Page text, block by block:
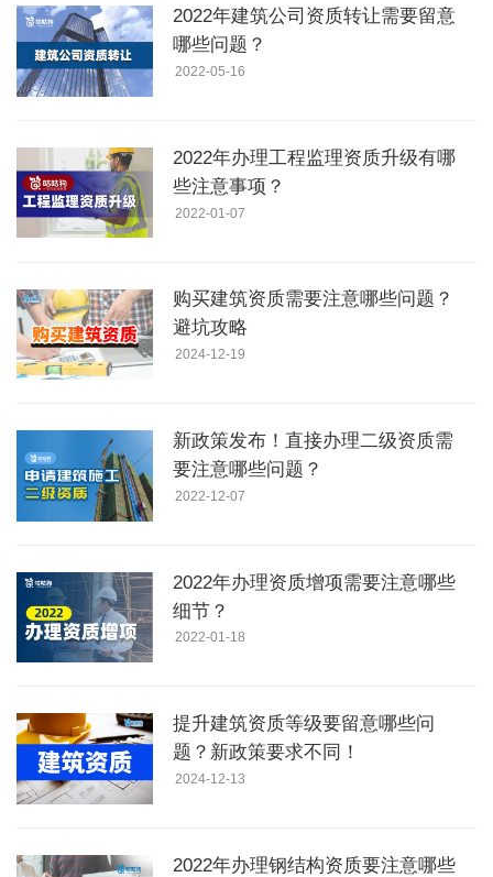
2022年建筑公司资质转让需要留意
哪些问题？
2022-05-16
2022年办理工程监理资质升级有哪
些注意事项？
2022-01-07
购买建筑资质需要注意哪些问题？
避坑攻略
2024-12-19
新政策发布！直接办理二级资质需
要注意哪些问题？
2022-12-07
2022年办理资质增项需要注意哪些
细节？
2022-01-18
提升建筑资质等级要留意哪些问
题？新政策要求不同！
2024-12-13
2022年办理钢结构资质要注意哪些